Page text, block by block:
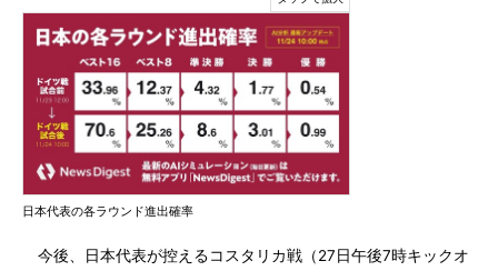
日本代表の各ラウンド進出確率
今後、日本代表が控えるコスタリカ戦（27日午後7時キックオ